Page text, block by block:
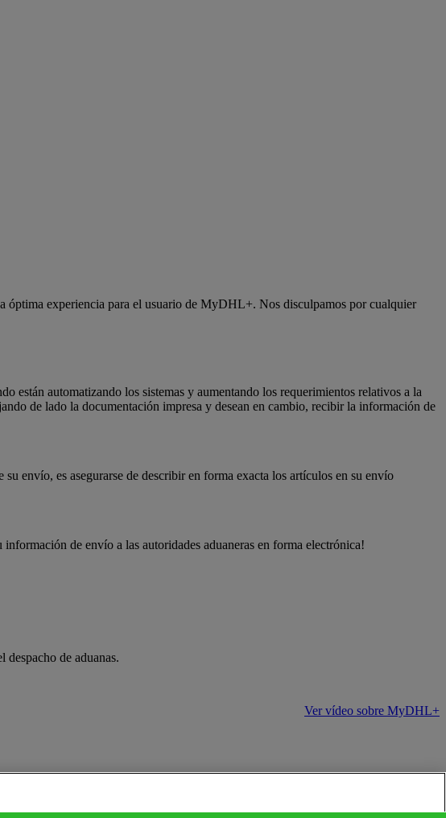
óptima experiencia para el usuario de MyDHL+. Nos disculpamos por cualquier
están automatizando los sistemas y aumentando los requerimientos relativos a la
de lado la documentación impresa y desean en cambio, recibir la información de
envío, es asegurarse de describir en forma exacta los artículos en su envío
de envío a las autoridades aduaneras en forma electrónica!
de aduanas.
Ver vídeo sobre MyDHL+